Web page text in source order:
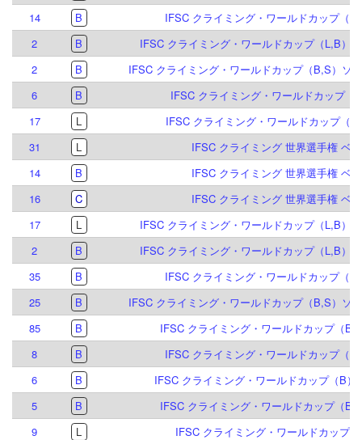
14
B
IFSC クライミング・ワールドカップ（B
2
B
IFSC クライミング・ワールドカップ（L,B）
2
B
IFSC クライミング・ワールドカップ（B,S）ソ
6
B
IFSC クライミング・ワールドカップ（
17
L
IFSC クライミング・ワールドカップ（L
31
L
IFSC クライミング 世界選手権 ベ
14
B
IFSC クライミング 世界選手権 ベ
16
C
IFSC クライミング 世界選手権 ベ
17
L
IFSC クライミング・ワールドカップ（L,B）
2
B
IFSC クライミング・ワールドカップ（L,B）
35
B
IFSC クライミング・ワールドカップ（B
25
B
IFSC クライミング・ワールドカップ（B,S）ソ
85
B
IFSC クライミング・ワールドカップ（
8
B
IFSC クライミング・ワールドカップ（B
6
B
IFSC クライミング・ワールドカップ（B）
5
B
IFSC クライミング・ワールドカップ（
9
L
IFSC クライミング・ワールドカップ